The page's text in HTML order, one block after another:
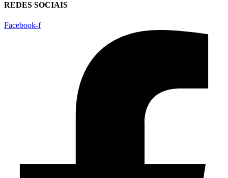
REDES SOCIAIS
Facebook-f